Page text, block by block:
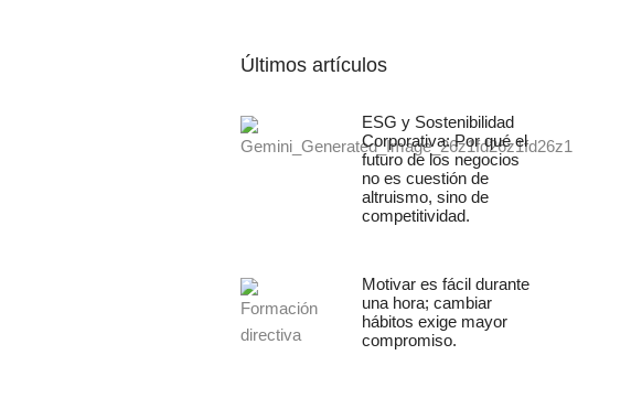
Últimos artículos
ESG y Sostenibilidad
Corporativa: Por qué el
futuro de los negocios
no es cuestión de
altruismo, sino de
competitividad.
Motivar es fácil durante
una hora; cambiar
hábitos exige mayor
compromiso.